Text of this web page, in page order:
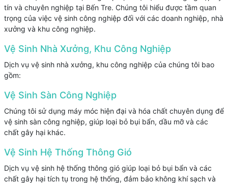
tín và chuyên nghiệp tại Bến Tre. Chúng tôi hiểu được tầm quan
trọng của việc vệ sinh công nghiệp đối với các doanh nghiệp, nhà
xưởng và khu công nghiệp.
Vệ Sinh Nhà Xưởng, Khu Công Nghiệp
Dịch vụ vệ sinh nhà xưởng, khu công nghiệp của chúng tôi bao
gồm:
Vệ Sinh Sàn Công Nghiệp
Chúng tôi sử dụng máy móc hiện đại và hóa chất chuyên dụng để
vệ sinh sàn công nghiệp, giúp loại bỏ bụi bẩn, dầu mỡ và các
chất gây hại khác.
Vệ Sinh Hệ Thống Thông Gió
Dịch vụ vệ sinh hệ thống thông gió giúp loại bỏ bụi bẩn và các
chất gây hại tích tụ trong hệ thống, đảm bảo không khí sạch và